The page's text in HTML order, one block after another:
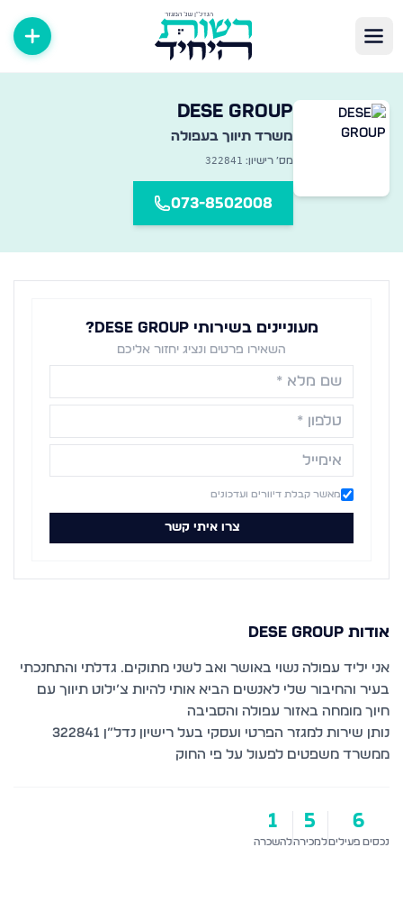
מאגר מקיף של משרדי תיווך נדל״ן ברחבי הארץ — מצאו את
Dese Group
משרד תיווך בעפולה
מס׳ רישיון: 322841
073-8502008
מעוניינים בשירותי Dese Group?
השאירו פרטים ונציג יחזור אליכם
מאשר קבלת דיוורים ועדכונים
צרו איתי קשר
אודותDese Group
אני יליד עפולה נשוי באושר ואב לשני מתוקים. גדלתי והתחנכתי
בעיר והחיבור שלי לאנשים הביא אותי להיות צ’ילוט תיווך עם
נותן שירות למגזר הפרטי ועסקי בעל רישיון נדל”ן 322841
ממשרד משפטים לפעול על פי החוק
6
נכסים פעילים
5
למכירה
1
להשכרה